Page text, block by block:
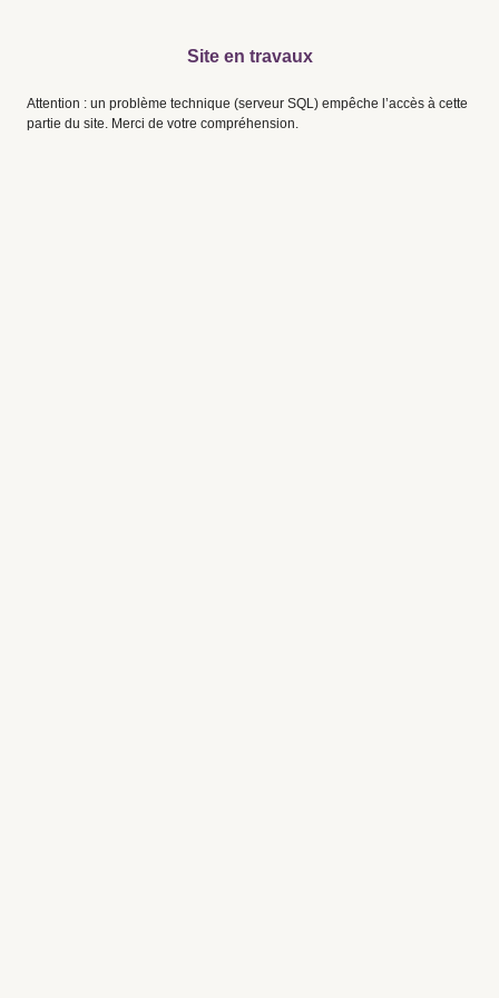
Site en travaux
Attention : un problème technique (serveur SQL) empêche l’accès à cette
partie du site. Merci de votre compréhension.